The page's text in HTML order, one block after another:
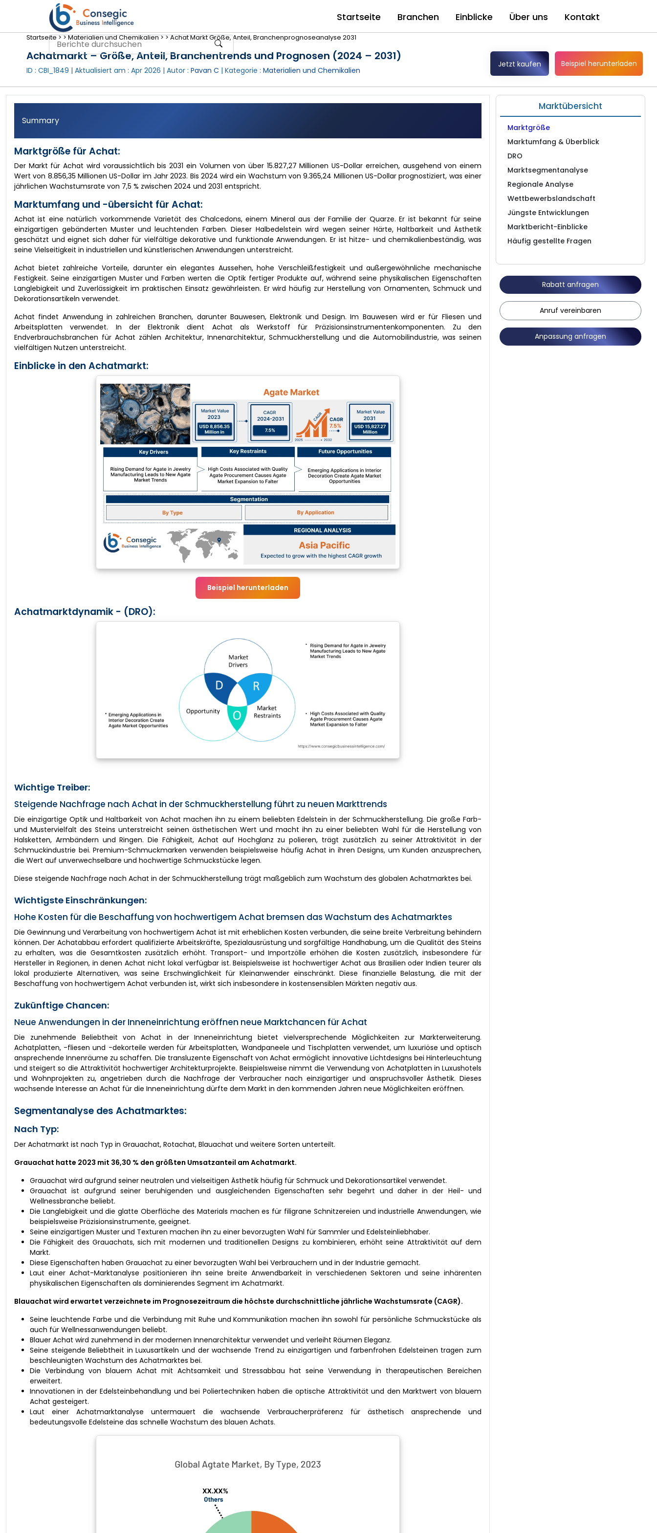
Startseite Branchen Einblicke Über uns Kontakt
Startseite >>Materialien und Chemikalien >>Achat Markt Größe, Anteil, Branchenprognoseanalyse 2031
Achatmarkt – Größe, Anteil, Branchentrends und Prognosen (2024 – 2031)
ID : CBI_1849 | Aktualisiert am : Apr 2026 | Autor : Pavan C | Kategorie : Materialien und Chemikalien
Jetzt kaufen Beispiel herunterladen
Summary
Marktgröße für Achat:
Der Markt für Achat wird voraussichtlich bis 2031 ein Volumen von über 15.827,27 Millionen US-Dollar erreichen, ausgehend von einem
Wert von 8.856,35 Millionen US-Dollar im Jahr 2023. Bis 2024 wird ein Wachstum von 9.365,24 Millionen US-Dollar prognostiziert, was einer
jährlichen Wachstumsrate von 7,5 % zwischen 2024 und 2031 entspricht.
Marktumfang und -übersicht für Achat:
Achat ist eine natürlich vorkommende Varietät des Chalcedons, einem Mineral aus der Familie der Quarze. Er ist bekannt für seine
einzigartigen gebänderten Muster und leuchtenden Farben. Dieser Halbedelstein wird wegen seiner Härte, Haltbarkeit und Ästhetik
geschätzt und eignet sich daher für vielfältige dekorative und funktionale Anwendungen. Er ist hitze- und chemikalienbeständig, was
seine Vielseitigkeit in industriellen und künstlerischen Anwendungen unterstreicht.
Achat bietet zahlreiche Vorteile, darunter ein elegantes Aussehen, hohe Verschleißfestigkeit und außergewöhnliche mechanische
Festigkeit. Seine einzigartigen Muster und Farben werten die Optik fertiger Produkte auf, während seine physikalischen Eigenschaften
Langlebigkeit und Zuverlässigkeit im praktischen Einsatz gewährleisten. Er wird häufig zur Herstellung von Ornamenten, Schmuck und
Dekorationsartikeln verwendet.
Achat findet Anwendung in zahlreichen Branchen, darunter Bauwesen, Elektronik und Design. Im Bauwesen wird er für Fliesen und
Arbeitsplatten verwendet. In der Elektronik dient Achat als Werkstoff für Präzisionsinstrumentenkomponenten. Zu den
Endverbrauchsbranchen für Achat zählen Architektur, Innenarchitektur, Schmuckherstellung und die Automobilindustrie, was seinen
vielfältigen Nutzen unterstreicht.
Einblicke in den Achatmarkt:
Beispiel herunterladen
Achatmarktdynamik - (DRO):
Wichtige Treiber:
Steigende Nachfrage nach Achat in der Schmuckherstellung führt zu neuen Markttrends
Die einzigartige Optik und Haltbarkeit von Achat machen ihn zu einem beliebten Edelstein in der Schmuckherstellung. Die große Farb-
und Mustervielfalt des Steins unterstreicht seinen ästhetischen Wert und macht ihn zu einer beliebten Wahl für die Herstellung von
Halsketten, Armbändern und Ringen. Die Fähigkeit, Achat auf Hochglanz zu polieren, trägt zusätzlich zu seiner Attraktivität in der
Schmuckindustrie bei. Premium-Schmuckmarken verwenden beispielsweise häufig Achat in ihren Designs, um Kunden anzusprechen,
die Wert auf unverwechselbare und hochwertige Schmuckstücke legen.
Diese steigende Nachfrage nach Achat in der Schmuckherstellung trägt maßgeblich zum Wachstum des globalen Achatmarktes bei.
Wichtigste Einschränkungen:
Hohe Kosten für die Beschaffung von hochwertigem Achat bremsen das Wachstum des Achatmarktes
Die Gewinnung und Verarbeitung von hochwertigem Achat ist mit erheblichen Kosten verbunden, die seine breite Verbreitung behindern
können. Der Achatabbau erfordert qualifizierte Arbeitskräfte, Spezialausrüstung und sorgfältige Handhabung, um die Qualität des Steins
zu erhalten, was die Gesamtkosten zusätzlich erhöht. Transport- und Importzölle erhöhen die Kosten zusätzlich, insbesondere für
Hersteller in Regionen, in denen Achat nicht lokal verfügbar ist. Beispielsweise ist hochwertiger Achat aus Brasilien oder Indien teurer als
lokal produzierte Alternativen, was seine Erschwinglichkeit für Kleinanwender einschränkt. Diese finanzielle Belastung, die mit der
Beschaffung von hochwertigem Achat verbunden ist, wirkt sich insbesondere in kostensensiblen Märkten negativ aus.
Zukünftige Chancen:
Neue Anwendungen in der Inneneinrichtung eröffnen neue Marktchancen für Achat
Die zunehmende Beliebtheit von Achat in der Inneneinrichtung bietet vielversprechende Möglichkeiten zur Markterweiterung.
Achatplatten, -fliesen und -dekorteile werden für Arbeitsplatten, Wandpaneele und Tischplatten verwendet, um luxuriöse und optisch
ansprechende Innenräume zu schaffen. Die transluzente Eigenschaft von Achat ermöglicht innovative Lichtdesigns bei Hinterleuchtung
und steigert so die Attraktivität hochwertiger Architekturprojekte. Beispielsweise nimmt die Verwendung von Achatplatten in Luxushotels
und Wohnprojekten zu, angetrieben durch die Nachfrage der Verbraucher nach einzigartiger und anspruchsvoller Ästhetik. Dieses
wachsende Interesse an Achat für die Inneneinrichtung dürfte dem Markt in den kommenden Jahren neue Möglichkeiten eröffnen.
Segmentanalyse des Achatmarktes:
Nach Typ:
Der Achatmarkt ist nach Typ in Grauachat, Rotachat, Blauachat und weitere Sorten unterteilt.
Grauachat hatte 2023 mit 36,30 % den größten Umsatzanteil am Achatmarkt.
Grauachat wird aufgrund seiner neutralen und vielseitigen Ästhetik häufig für Schmuck und Dekorationsartikel verwendet.
Grauachat ist aufgrund seiner beruhigenden und ausgleichenden Eigenschaften sehr begehrt und daher in der Heil- und
Wellnessbranche beliebt.
Die Langlebigkeit und die glatte Oberfläche des Materials machen es für filigrane Schnitzereien und industrielle Anwendungen, wie
beispielsweise Präzisionsinstrumente, geeignet.
Seine einzigartigen Muster und Texturen machen ihn zu einer bevorzugten Wahl für Sammler und Edelsteinliebhaber.
Die Fähigkeit des Grauachats, sich mit modernen und traditionellen Designs zu kombinieren, erhöht seine Attraktivität auf dem
Markt.
Diese Eigenschaften haben Grauachat zu einer bevorzugten Wahl bei Verbrauchern und in der Industrie gemacht.
Laut einer Achat-Marktanalyse positionieren ihn seine breite Anwendbarkeit in verschiedenen Sektoren und seine inhärenten
physikalischen Eigenschaften als dominierendes Segment im Achatmarkt.
Blauachat wird erwartet verzeichnete im Prognosezeitraum die höchste durchschnittliche jährliche Wachstumsrate (CAGR).
Seine leuchtende Farbe und die Verbindung mit Ruhe und Kommunikation machen ihn sowohl für persönliche Schmuckstücke als
auch für Wellnessanwendungen beliebt.
Blauer Achat wird zunehmend in der modernen Innenarchitektur verwendet und verleiht Räumen Eleganz.
Seine steigende Beliebtheit in Luxusartikeln und der wachsende Trend zu einzigartigen und farbenfrohen Edelsteinen tragen zum
beschleunigten Wachstum des Achatmarktes bei.
Die Verbindung von blauem Achat mit Achtsamkeit und Stressabbau hat seine Verwendung in therapeutischen Bereichen
erweitert.
Innovationen in der Edelsteinbehandlung und bei Poliertechniken haben die optische Attraktivität und den Marktwert von blauem
Achat gesteigert.
Laut einer Achatmarktanalyse untermauert die wachsende Verbraucherpräferenz für ästhetisch ansprechende und
bedeutungsvolle Edelsteine ​​das schnelle Wachstum des blauen Achats.
Marktübersicht
Marktgröße
Marktumfang & Überblick
DRO
Marktsegmentanalyse
Regionale Analyse
Wettbewerbslandschaft
Jüngste Entwicklungen
Marktbericht-Einblicke
Häufig gestellte Fragen
Rabatt anfragen
Anruf vereinbaren
Anpassung anfragen